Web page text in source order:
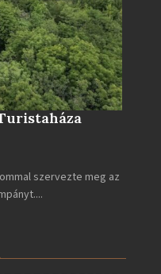
szervezte meg az